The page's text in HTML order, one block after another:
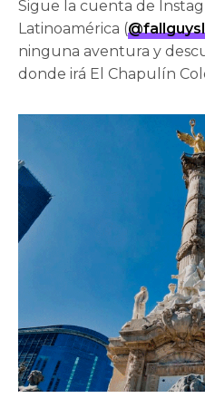
Sigue la cuenta de
Latinoamérica (
ninguna aventura y
donde irá El Chapulín